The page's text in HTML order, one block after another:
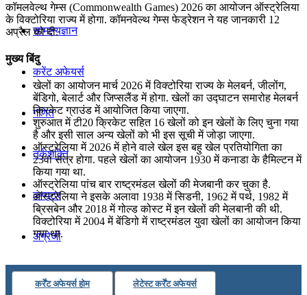
सामान्यज्ञान
करेंट अफेयर्स
गणित
तर्कशक्ति
कंप्यूटर
अंग्रेजी
मॉक टेस्ट
कॉमलवेल्‍थ गेम्‍स (Commonwealth Games) 2026 का आयोजन ऑस्‍ट्रेलिया
के विक्‍टोरिया राज्‍य में होगा. कॉमनवेल्‍थ गेम्‍स फेड्रेशन ने यह जानकारी 12
अप्रैल को दी.
मुख्य बिंदु
खेलों का आयोजन मार्च 2026 में विक्‍टोरिया राज्‍य के मेलबर्न, जीलोंग,
बेंडिगो, बेलार्ट और जिप्सलैंड में होगा. खेलों का उद्घाटन समारोह मेलबर्न
क्रिकेट ग्राउंड में आयोजित किया जाएगा.
शुरुआत में टी20 क्रिकेट सहित 16 खेलों को इन खेलों के लिए चुना गया
है और इसी साल अन्य खेलों को भी इस सूची में जोड़ा जाएगा.
ऑस्ट्रेलिया में 2026 में होने वाले खेल इस बहु खेल प्रतियोगिता का
23वां सत्र होगा. पहले खेलों का आयोजन 1930 में कनाडा के हैमिल्टन में
किया गया था.
ऑस्ट्रेलिया पांच बार राष्ट्रमंडल खेलों की मेजबानी कर चुका है.
ऑस्ट्रेलिया ने इसके अलावा 1938 में सिडनी, 1962 में पर्थ, 1982 में
ब्रिसबेन और 2018 में गोल्ड कोस्ट में इन खेलों की मेलबानी की थी.
विक्टोरिया में 2004 में बेंडिगो में राष्ट्रमंडल युवा खेलों का आयोजन किया
गया था.
कर्रेंट अफेयर्स होम लेटेस्ट कर्रेंट अफेयर्स